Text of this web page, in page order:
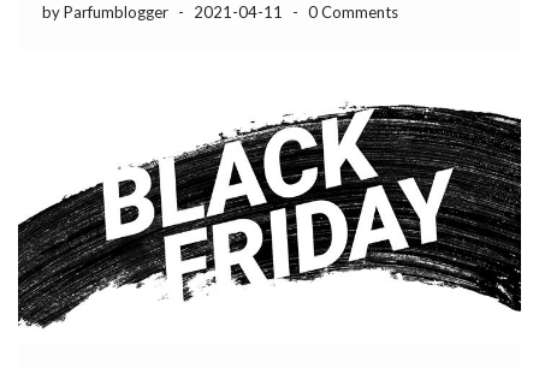
by Parfumblogger - 2021-04-11 - 0 Comments